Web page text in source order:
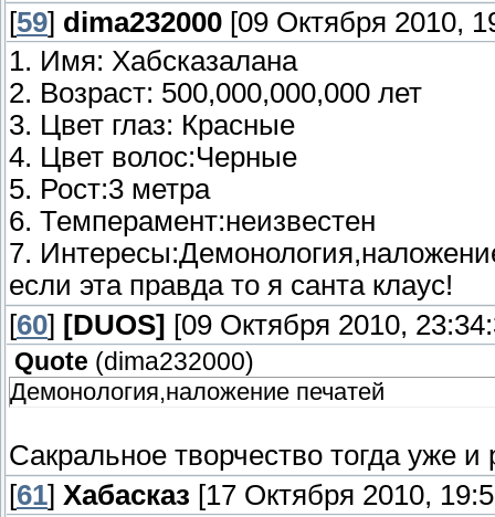
[59] dima232000 [09 Октября 2010,
1. Имя: Хабсказалана
2. Возраст: 500,000,000,000 лет
3. Цвет глаз: Красные
4. Цвет волос:Черные
5. Рост:3 метра
6. Темперамент:неизвестен
7.
если эта правда то я санта клаус!
[60] [DUОS] [09 Октября 2010,
Quote (dima232000)
Демонология,наложение печатей
Сакральное творчество тогда уже
[61] Хабасказ [17 Октября 2010,